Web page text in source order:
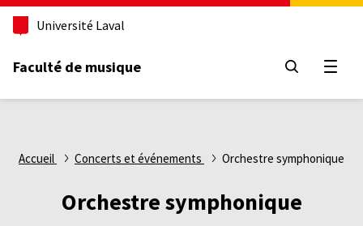
Aller
principal
Université Laval
Faculté de musique
Fil
Accueil Concerts et événements Orchestre symphonique
Orchestre symphonique